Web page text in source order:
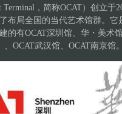
Terminal，简称OCAT）创立于
布局全国的当代艺术馆群。
的有OCAT深圳馆、华・美术
OCAT武汉馆、OCAT南京馆。